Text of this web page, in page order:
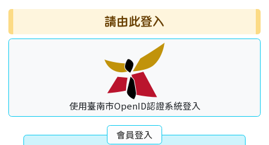
請由此登入
使用臺南市OpenID認證系統登入
會員登入